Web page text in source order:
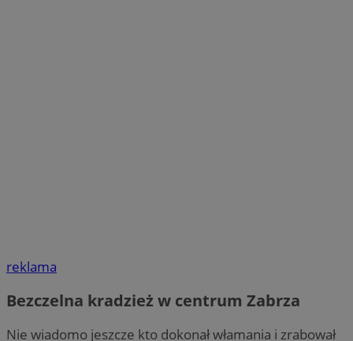
reklama
Bezczelna kradzież w centrum Zabrza
Nie wiadomo jeszcze kto dokonał włamania i zrabował